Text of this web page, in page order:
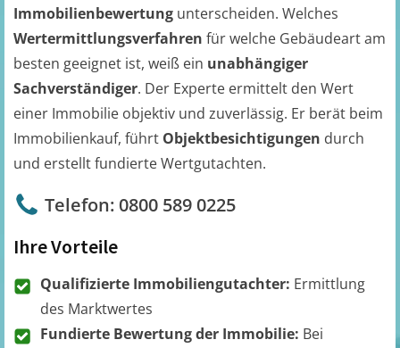
Immobilienbewertung unterscheiden. Welches
Wertermittlungsverfahren für welche Gebäudeart am
besten geeignet ist, weiß ein unabhängiger
Sachverständiger. Der Experte ermittelt den Wert
einer Immobilie objektiv und zuverlässig. Er berät beim
Immobilienkauf, führt Objektbesichtigungen durch
und erstellt fundierte Wertgutachten.
Telefon: 0800 589 0225
Ihre Vorteile
Qualifizierte Immobiliengutachter: Ermittlung
des Marktwertes
Fundierte Bewertung der Immobilie: Bei